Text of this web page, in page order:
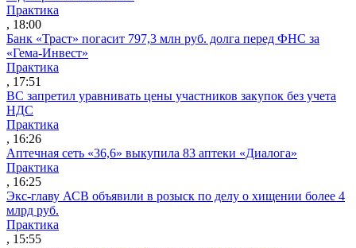
Практика
, 18:00
Банк «Траст» погасит 797,3 млн руб. долга перед ФНС за
«Гема-Инвест»
Практика
, 17:51
ВС запретил уравнивать цены участников закупок без учета
НДС
Практика
, 16:26
Аптечная сеть «36,6» выкупила 83 аптеки «Диалога»
Практика
, 16:25
Экс-главу АСВ объявили в розыск по делу о хищении более 4
млрд руб.
Практика
, 15:55